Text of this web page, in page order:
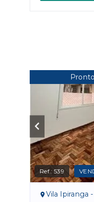
Ref.:539
Vila Ipiranga